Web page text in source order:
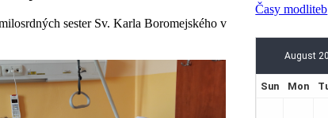
sester Sv. Karla Boromejského v
Časy modliteb